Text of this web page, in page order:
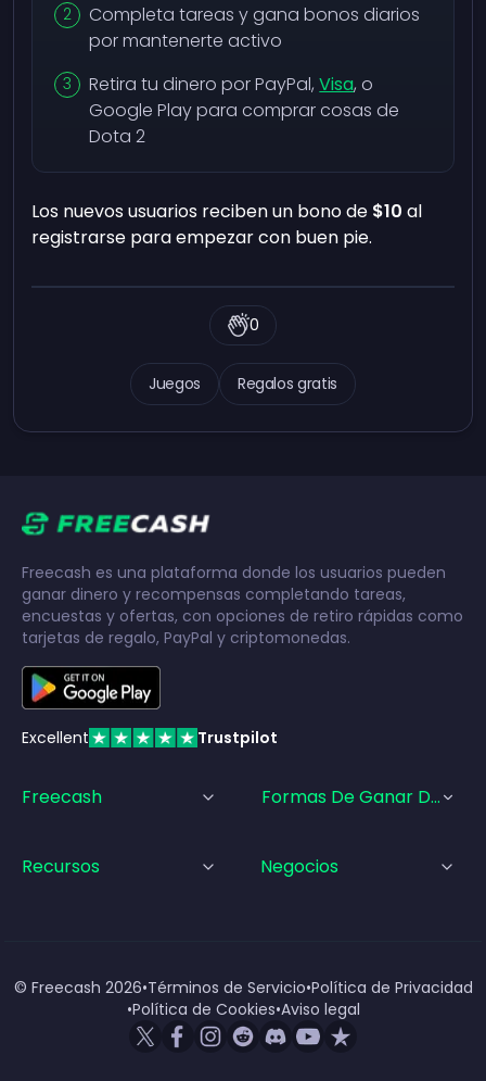
Completa tareas y gana bonos diarios
por mantenerte activo
Retira tu dinero por PayPal,Visa, o
Google Play para comprar cosas de
Dota 2
Los nuevos usuarios reciben un bono de $10 al
registrarse para empezar con buen pie.
Juegos Regalos gratis
0
Freecash es una plataforma donde los usuarios pueden
ganar dinero y recompensas completando tareas,
encuestas y ofertas, con opciones de retiro rápidas como
tarjetas de regalo, PayPal y criptomonedas.
Excellent Trustpilot
Freecash Formas De Ganar Dinero
Recursos Negocios
© Freecash 2026•Términos de Servicio•Política de Privacidad
•Política de Cookies•Aviso legal